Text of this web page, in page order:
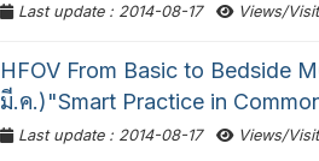
Last update : 2014-08-17 Views/
HFOV From Basic to Bedside
มี.ค.)"Smart Practice in
Last update : 2014-08-17 Views/